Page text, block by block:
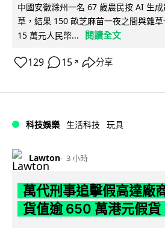
中國安徽滁州一名 67 歲農民按 AI 生
草，結果 150 畝芝麻苗一夜之間與雜
15 萬元人民幣...
閱讀全文
129 15 ↗ 分享
科技娛樂 生活科技 玩具
Lawton 3 小時
萬代刑事追擊假高達廠
貨值逾 650 萬港元假貨